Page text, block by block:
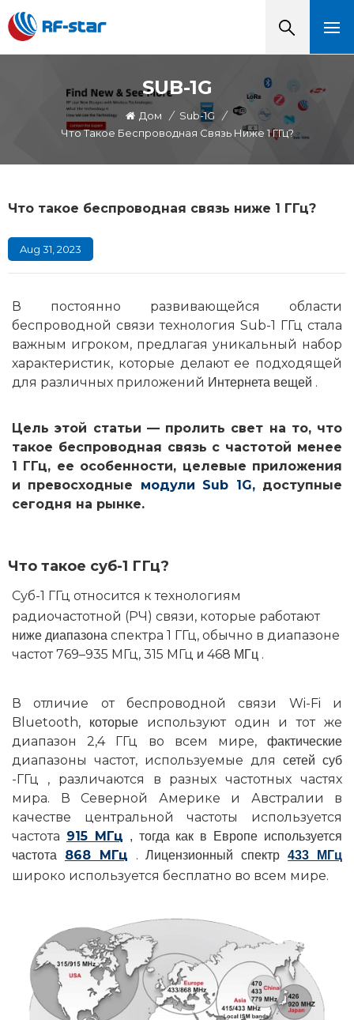
SUB-1G
Дом / Sub-1G
/
Что Такое Беспроводная Связь Ниже 1 ГГц?
Что такое беспроводная связь ниже 1 ГГц?
Aug 31, 2023
В постоянно развивающейся области
беспроводной связи технология Sub-1 ГГц стала
важным игроком, предлагая уникальный набор
характеристик, которые делают ее подходящей
для различных приложений Интернета вещей .
Цель этой статьи — пролить свет на то, что
такое беспроводная связь с частотой менее
1 ГГц, ее особенности, целевые приложения
и превосходные модули Sub 1G,доступные
сегодня на рынке.
Что такое суб-1 ГГц?
Суб-1 ГГц относится к технологиям
радиочастотной (РЧ) связи, которые работают
ниже диапазона спектра 1 ГГц, обычно в диапазоне
частот 769–935 МГц, 315 МГц и 468 МГц .
В отличие от беспроводной связи Wi-Fi и
Bluetooth,
которые используют один и тот же
диапазон 2,4 ГГц во всем мире, фактические
диапазоны частот, используемые для сетей суб
-ГГц , различаются в разных частотных частях
мира. В Северной Америке и Австралии в
качестве центральной частоты используется
частота 915 МГц , тогда как в Европе используется
частота 868 МГц .Лицензионный спектр433 МГц
широко используется бесплатно во всем мире.